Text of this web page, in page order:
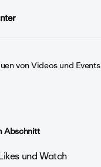
von Videos und Events
Abschnitt
und Watch